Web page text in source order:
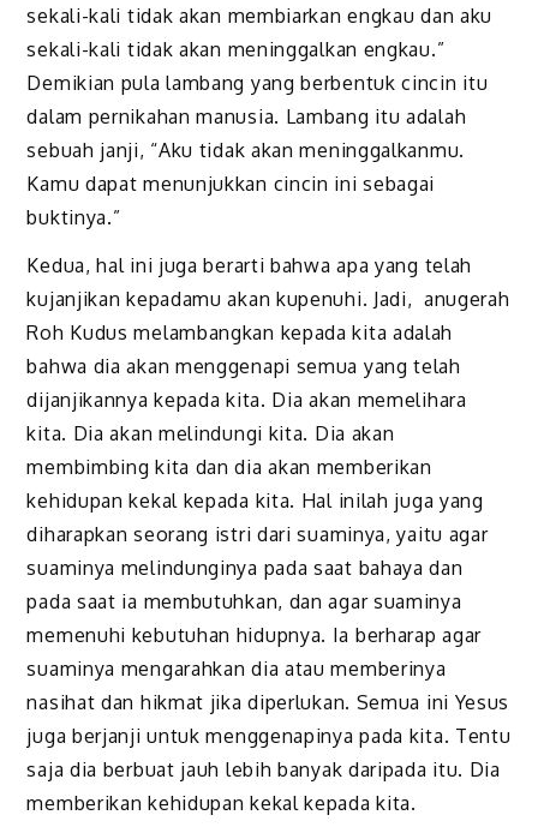
sekali-kali tidak akan membiarkan engkau dan aku
sekali-kali tidak akan meninggalkan engkau.”
Demikian pula lambang yang berbentuk cincin itu
dalam pernikahan manusia. Lambang itu adalah
sebuah janji, “Aku tidak akan meninggalkanmu.
Kamu dapat menunjukkan cincin ini sebagai
buktinya.”
Kedua, hal ini juga berarti bahwa apa yang telah
kujanjikan kepadamu akan kupenuhi. Jadi, anugerah
Roh Kudus melambangkan kepada kita adalah
bahwa dia akan menggenapi semua yang telah
dijanjikannya kepada kita. Dia akan memelihara
kita. Dia akan melindungi kita. Dia akan
membimbing kita dan dia akan memberikan
kehidupan kekal kepada kita. Hal inilah juga yang
diharapkan seorang istri dari suaminya, yaitu agar
suaminya melindunginya pada saat bahaya dan
pada saat ia membutuhkan, dan agar suaminya
memenuhi kebutuhan hidupnya. Ia berharap agar
suaminya mengarahkan dia atau memberinya
nasihat dan hikmat jika diperlukan. Semua ini Yesus
juga berjanji untuk menggenapinya pada kita. Tentu
saja dia berbuat jauh lebih banyak daripada itu. Dia
memberikan kehidupan kekal kepada kita.